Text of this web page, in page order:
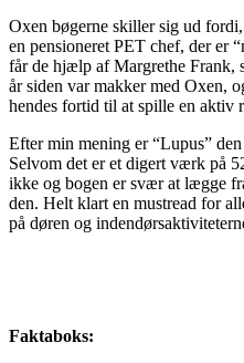
Oxen bøgerne skiller sig ud
en pensioneret PET chef, der er
får de hjælp af Margrethe Frank,
år siden var makker med Oxen,
hendes fortid til at spille en aktiv
Efter min mening er “Lupus”
Selvom det er et digert værk på
ikke og bogen er svær at lægge
den. Helt klart en mustread for
på døren og
Faktaboks: